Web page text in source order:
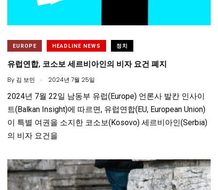
EUROPE HEADLINE NEWS 정치
유럽연합, 코소보 세르비아인의 비자 요건 폐지
By 김 보민 . 2024년 7월 25일
2024년 7월 22일 남동부 유럽(Europe) 언론사 발칸 인사이
트(Balkan Insight)에 따르면, 유럽연합(EU, European Union)
이 특별 여권을 소지한 코소보(Kosovo) 세르비아인(Serbia)
의 비자 요건을